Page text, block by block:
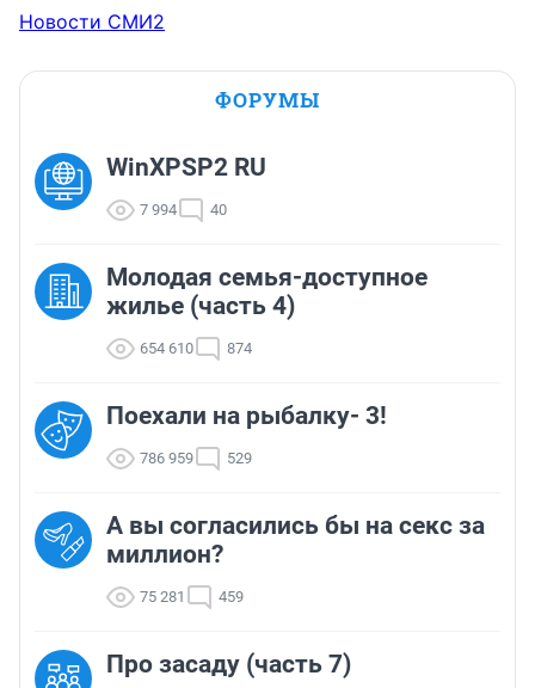
Новости СМИ2
ФОРУМЫ
WinXPSP2 RU
7 994 40
Молодая семья-доступное
жилье (часть 4)
654 610 874
Поехали на рыбалку- 3!
786 959 529
А вы согласились бы на секс за
миллион?
75 281 459
Про засаду (часть 7)